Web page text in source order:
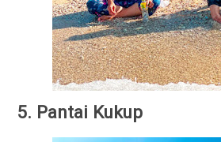
5. Pantai Kukup